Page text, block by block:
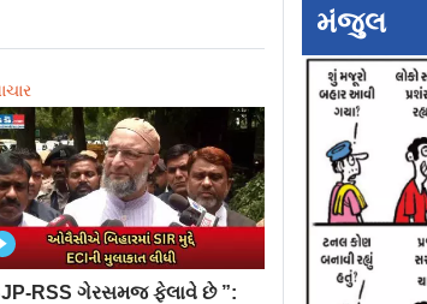
RSS ગેરસમજ ફેલાવે છે ”:
મંજુલ